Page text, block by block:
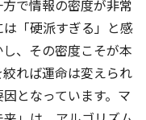
で情報の密度が非常
「硬派すぎる」と感
、その密度こそが本
れば運命は変えられ
となっています。マ